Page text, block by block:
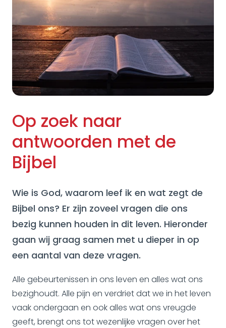
Op zoek naar
antwoorden met de
Bijbel
Wie is God, waarom leef ik en wat zegt de
Bijbel ons? Er zijn zoveel vragen die ons
bezig kunnen houden in dit leven. Hieronder
gaan wij graag samen met u dieper in op
een aantal van deze vragen.
Alle gebeurtenissen in ons leven en alles wat ons
bezighoudt. Alle pijn en verdriet dat we in het leven
vaak ondergaan en ook alles wat ons vreugde
geeft, brengt ons tot wezenlijke vragen over het